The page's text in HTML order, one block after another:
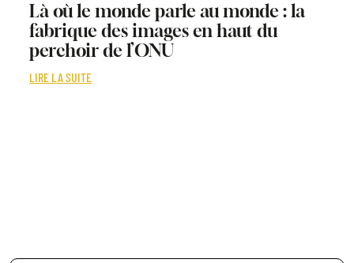
Là où le monde parle au monde : la
fabrique des images en haut du
perchoir de l’ONU
LIRE LA SUITE